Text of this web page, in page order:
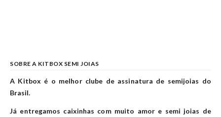
SOBRE A KITBOX SEMI JOIAS
A Kitbox é o melhor clube de assinatura de semijoias do
Brasil.
Já entregamos caixinhas com muito amor e semi joias de